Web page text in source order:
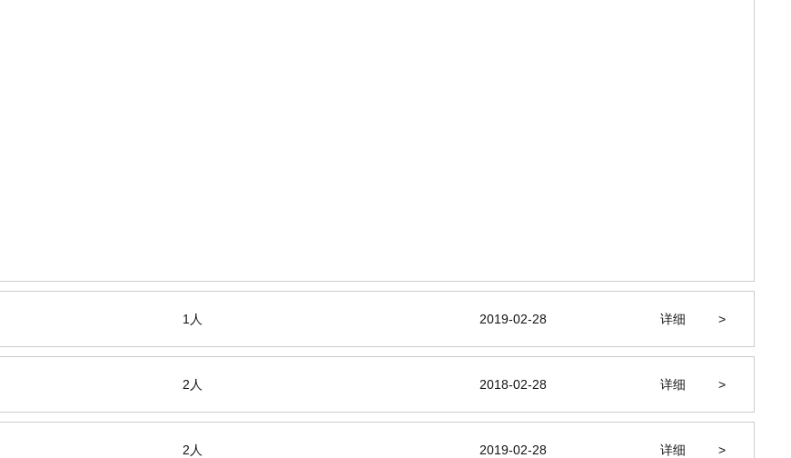
1人 2019-02-28 详细 >
2人 2018-02-28 详细 >
2人 2019-02-28 详细 >